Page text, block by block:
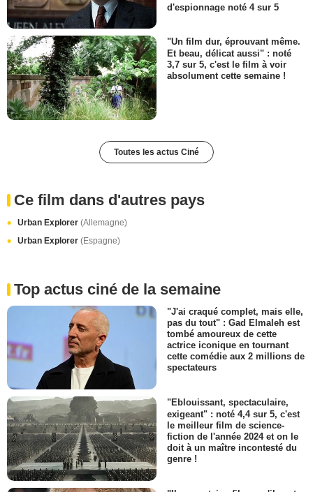
d'espionnage noté 4 sur 5
"Un film dur, éprouvant même.
Et beau, délicat aussi" : noté
3,7 sur 5, c'est le film à voir
absolument cette semaine !
Toutes les actus Ciné
Ce film dans d'autres pays
Urban Explorer (Allemagne)
Urban Explorer (Espagne)
Top actus ciné de la semaine
"J'ai craqué complet, mais elle,
pas du tout" : Gad Elmaleh est
tombé amoureux de cette
actrice iconique en tournant
cette comédie aux 2 millions de
spectateurs
"Eblouissant, spectaculaire,
exigeant" : noté 4,4 sur 5, c'est
le meilleur film de science-
fiction de l'année 2024 et on le
doit à un maître incontesté du
genre !